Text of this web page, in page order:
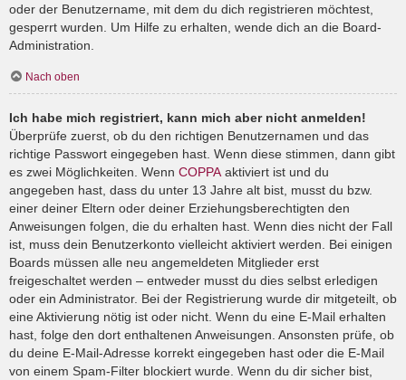
oder der Benutzername, mit dem du dich registrieren möchtest,
gesperrt wurden. Um Hilfe zu erhalten, wende dich an die Board-
Administration.
Nach oben
Ich habe mich registriert, kann mich aber nicht anmelden!
Überprüfe zuerst, ob du den richtigen Benutzernamen und das
richtige Passwort eingegeben hast. Wenn diese stimmen, dann gibt
es zwei Möglichkeiten. Wenn COPPA aktiviert ist und du
angegeben hast, dass du unter 13 Jahre alt bist, musst du bzw.
einer deiner Eltern oder deiner Erziehungsberechtigten den
Anweisungen folgen, die du erhalten hast. Wenn dies nicht der Fall
ist, muss dein Benutzerkonto vielleicht aktiviert werden. Bei einigen
Boards müssen alle neu angemeldeten Mitglieder erst
freigeschaltet werden – entweder musst du dies selbst erledigen
oder ein Administrator. Bei der Registrierung wurde dir mitgeteilt, ob
eine Aktivierung nötig ist oder nicht. Wenn du eine E-Mail erhalten
hast, folge den dort enthaltenen Anweisungen. Ansonsten prüfe, ob
du deine E-Mail-Adresse korrekt eingegeben hast oder die E-Mail
von einem Spam-Filter blockiert wurde. Wenn du dir sicher bist,